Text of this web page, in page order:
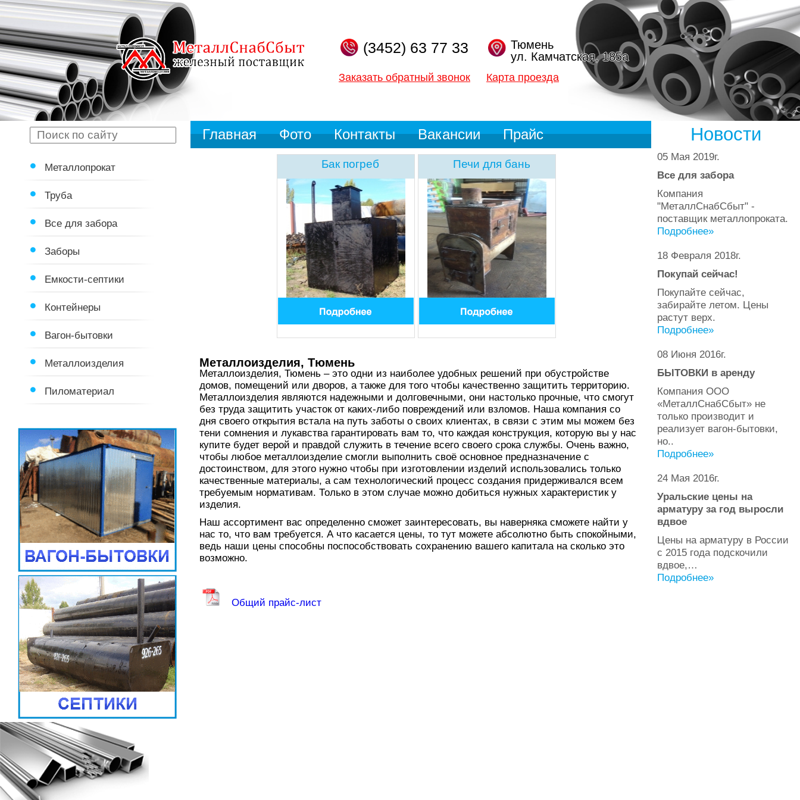
(3452) 63 77 33
Заказать обратный звонок
Тюмень
ул. Камчатская, 185а
Карта проезда
Главная Фото Контакты Вакансии Прайс
Бак погреб Печи для бань
Металлоизделия, Тюмень
Металлоизделия, Тюмень – это одни из наиболее удобных решений при обустройстве
домов, помещений или дворов, а также для того чтобы качественно защитить территорию.
Металлоизделия являются надежными и долговечными, они настолько прочные, что смогут
без труда защитить участок от каких-либо повреждений или взломов. Наша компания со
дня своего открытия встала на путь заботы о своих клиентах, в связи с этим мы можем без
тени сомнения и лукавства гарантировать вам то, что каждая конструкция, которую вы у нас
купите будет верой и правдой служить в течение всего своего срока службы. Очень важно,
чтобы любое металлоизделие смогли выполнить своё основное предназначение с
достоинством, для этого нужно чтобы при изготовлении изделий использовались только
качественные материалы, а сам технологический процесс создания придерживался всем
требуемым нормативам. Только в этом случае можно добиться нужных характеристик у
изделия.
Наш ассортимент вас определенно сможет заинтересовать, вы наверняка сможете найти у
нас то, что вам требуется. А что касается цены, то тут можете абсолютно быть спокойными,
ведь наши цены способны поспособствовать сохранению вашего капитала на сколько это
возможно.
Общий прайс-лист
Металлопрокат
Труба
Все для забора
Заборы
Емкости-септики
Контейнеры
Вагон-бытовки
Металлоизделия
Пиломатериал
Новости
05 Мая 2019г.
Все для забора
Компания
"МеталлСнабСбыт" -
поставщик металлопроката.
Подробнее»
18 Февраля 2018г.
Покупай сейчас!
Покупайте сейчас,
забирайте летом. Цены
растут верх.
Подробнее»
08 Июня 2016г.
БЫТОВКИ в аренду
Компания ООО
«МеталлСнабСбыт» не
только производит и
реализует вагон-бытовки,
но..
Подробнее»
24 Мая 2016г.
Уральские цены на
арматуру за год выросли
вдвое
Цены на арматуру в России
с 2015 года подскочили
вдвое,…
Подробнее»